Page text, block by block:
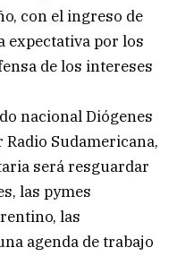
con el ingreso de
expectativa por los
de los intereses
nacional Diógenes
Sudamericana,
será resguardar
las pymes
las
agenda de trabajo